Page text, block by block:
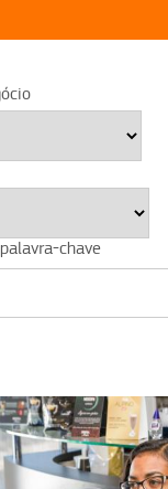
chave